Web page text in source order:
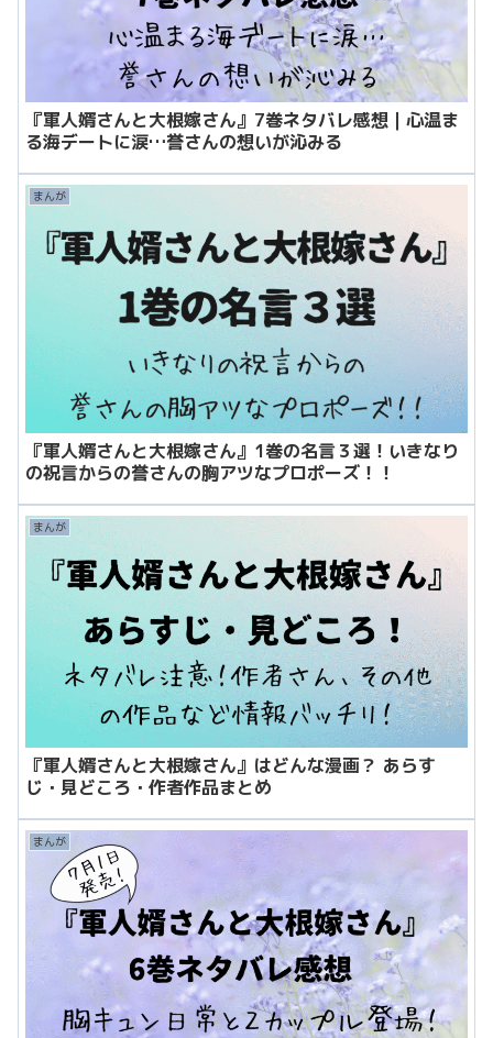
『軍人婿さんと大根嫁さん』7巻ネタバレ感想｜心温ま
る海デートに涙…誉さんの想いが沁みる
まんが
『軍人婿さんと大根嫁さん』1巻の名言３選！いきなり
の祝言からの誉さんの胸アツなプロポーズ！！
まんが
『軍人婿さんと大根嫁さん』はどんな漫画？ あらす
じ・見どころ・作者作品まとめ
まんが